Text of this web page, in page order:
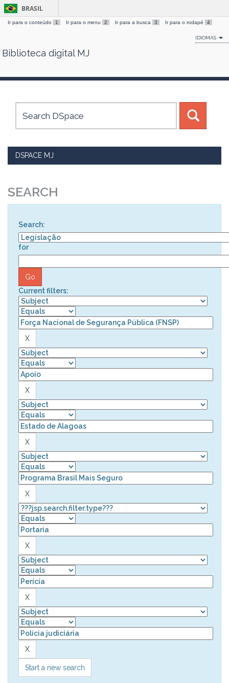
Skip
BRASIL
Ir para o conteúdo 1 Ir para o menu 2 Ir para a busca 3 Ir para o rodapé 4
IDIOMAS
Biblioteca digital MJ
DSPACE MJ
SEARCH
Search:
for
Current filters:
Start a new search